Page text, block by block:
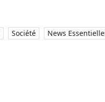
Société News